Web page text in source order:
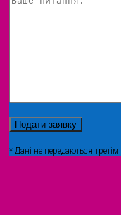
* Дані не передаються